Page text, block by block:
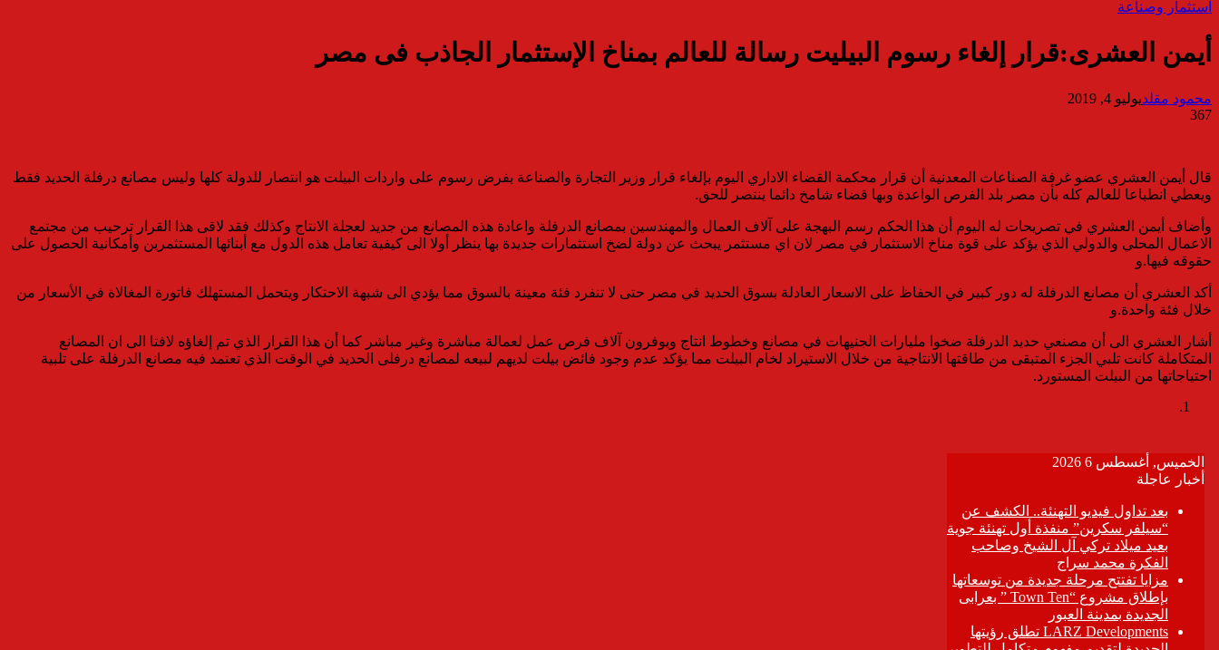
استثمار وصناعة
أيمن العشرى:قرار إلغاء رسوم البيليت رسالة للعالم بمناخ الإستثمار الجاذب فى مصر
محمود مقلديوليو 4, 2019
367
قال أيمن العشري عضو غرفة الصناعات المعدنية أن قرار محكمة القضاء الاداري اليوم بإلغاء قرار وزير التجارة والصناعة بفرض رسوم على واردات البيلت هو انتصار للدولة كلها وليس مصانع درفلة الحديد فقط
ويعطي انطباعا للعالم كله بأن مصر بلد الفرص الواعدة وبها قضاء شامخ دائما ينتصر للحق.
وأضاف أيمن العشري في تصريحات له اليوم أن هذا الحكم رسم البهجة على آلاف العمال والمهندسين بمصانع الدرفلة واعادة هذه المصانع من جديد لعجلة الانتاج وكذلك فقد لاقى هذا القرار ترحيب من مجتمع
الاعمال المحلي والدولي الذي يؤكد على قوة مناخ الاستثمار في مصر لان اي مستثمر يبحث عن دولة لضخ استثمارات جديدة بها ينظر أولا الى كيفية تعامل هذه الدول مع أبنائها المستثمرين وأمكانية الحصول على
حقوقه فيها.و
أكد العشري أن مصانع الدرفلة له دور كبير في الحفاظ على الاسعار العادلة بسوق الحديد في مصر حتى لا تنفرد فئة معينة بالسوق مما يؤدي الى شبهة الاحتكار ويتحمل المستهلك فاتورة المغالاة في الأسعار من
خلال فئة واحدة.و
أشار العشري الى أن مصنعي حديد الدرفلة ضخوا مليارات الجنيهات في مصانع وخطوط انتاج ويوفرون آلاف فرص عمل لعمالة مباشرة وغير مباشر كما أن هذا القرار الذي تم إلغاؤه لافتا الى ان المصانع
المتكاملة كانت تلبي الجزء المتبقى من طاقتها الانتاجية من خلال الاستيراد لخام البيلت مما يؤكد عدم وجود فائض بيلت لديهم لبيعه لمصانع درفلى الحديد في الوقت الذي تعتمد فيه مصانع الدرفلة على تلبية
احتياجاتها من البيلت المستورد.